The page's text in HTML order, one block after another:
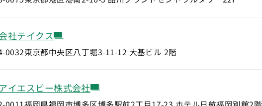
社テイクス
0032東京都中央区八丁堀3-11-12 大基ビル 2階
イエスビー株式会社